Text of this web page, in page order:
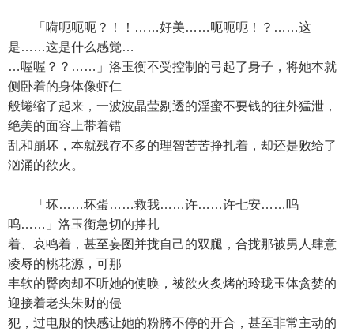
「嗬呃呃呃？！！……好美……呃呃呃！？……这
是……这是什么感觉…
…喔喔？？……」洛玉衡不受控制的弓起了身子，将她本就
侧卧着的身体像虾仁
般蜷缩了起来，一波波晶莹剔透的淫蜜不要钱的往外猛泄，
绝美的面容上带着错
乱和崩坏，本就残存不多的理智苦苦挣扎着，却还是败给了
汹涌的欲火。
「坏……坏蛋……救我……许……许七安……呜
呜……」洛玉衡急切的挣扎
着、哀鸣着，甚至妄图并拢自己的双腿，合拢那被男人肆意
凌辱的桃花源，可那
丰软的臀肉却不听她的使唤，被欲火炙烤的玲珑玉体贪婪的
迎接着老头朱财的侵
犯，过电般的快感让她的粉胯不停的开合，甚至非常主动的